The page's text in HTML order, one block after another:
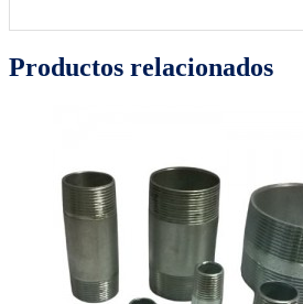
Productos relacionados